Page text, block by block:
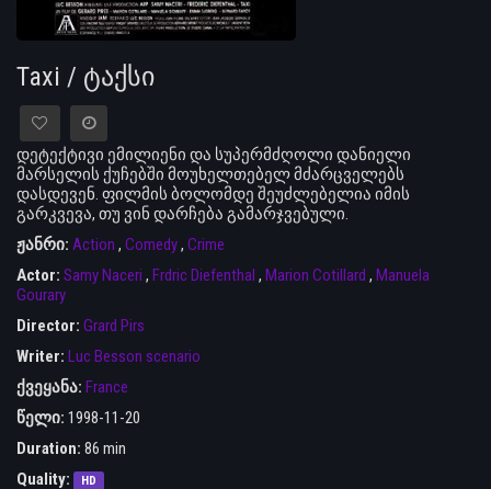
Taxi / ტაქსი
დეტექტივი ემილიენი და სუპერმძღოლი დანიელი
მარსელის ქუჩებში მოუხელთებელ მძარცველებს
დასდევენ. ფილმის ბოლომდე შეუძლებელია იმის
გარკვევა, თუ ვინ დარჩება გამარჯვებული.
ჟანრი: Action , Comedy, Crime
Actor: Samy Naceri , Frdric Diefenthal , Marion Cotillard , Manuela
Gourary
Director: Grard Pirs
Writer: Luc Besson scenario
ქვეყანა: France
წელი: 1998-11-20
Duration: 86 min
Quality:
HD